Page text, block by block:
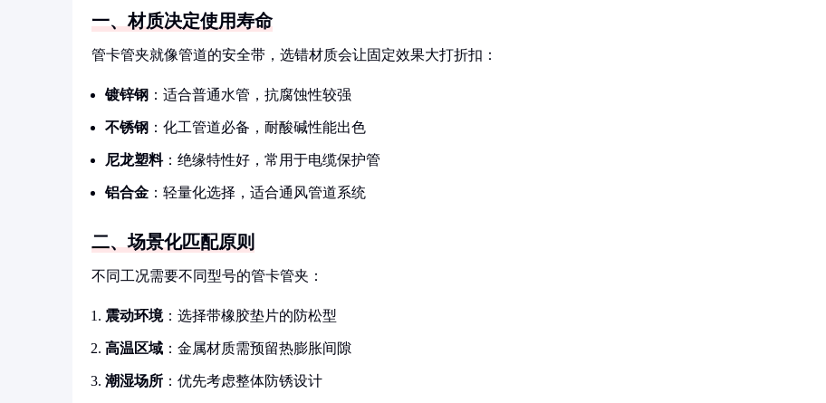
一、材质决定使用寿命
管卡管夹就像管道的安全带，选错材质会让固定效果大打折扣：
镀锌钢 ：适合普通水管，抗腐蚀性较强
不锈钢 ：化工管道必备，耐酸碱性能出色
尼龙塑料：绝缘特性好，常用于电缆保护管
铝合金 ：轻量化选择，适合通风管道系统
二、场景化匹配原则
不同工况需要不同型号的管卡管夹：
震动环境：选择带橡胶垫片的防松型
高温区域 ：金属材质需预留热膨胀间隙
潮湿场所 ：优先考虑整体防锈设计